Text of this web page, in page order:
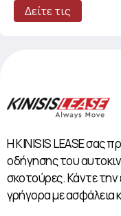
Δείτε τις
Η KINISIS LEASE σας
οδήγησης του
σκοτούρες. Κάντε
γρήγορα με ασφάλεια